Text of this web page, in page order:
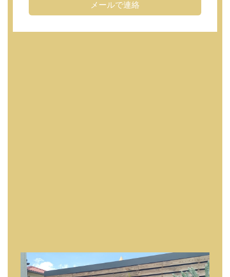
メールで連絡